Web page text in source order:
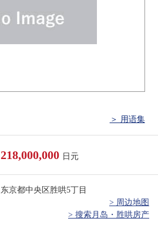
＞ 用语集
218,000,000 日元
东京都中央区胜哄5丁目
> 周边地图
> 搜索月岛・胜哄房产